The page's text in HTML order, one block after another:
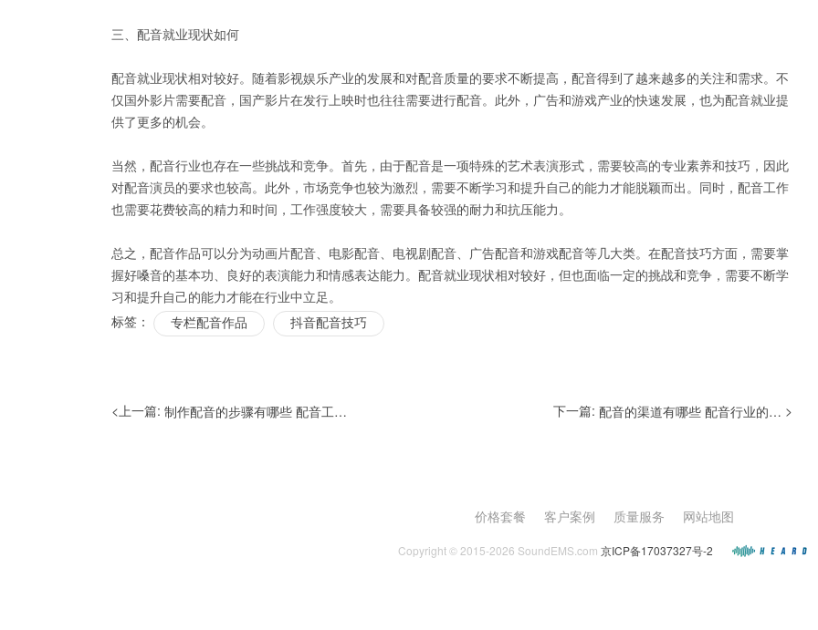
三、配音就业现状如何
配音就业现状相对较好。随着影视娱乐产业的发展和对配音质量的要求不断提高，配音得到了越来越多的关注和需求。不
仅国外影片需要配音，国产影片在发行上映时也往往需要进行配音。此外，广告和游戏产业的快速发展，也为配音就业提
供了更多的机会。
当然，配音行业也存在一些挑战和竞争。首先，由于配音是一项特殊的艺术表演形式，需要较高的专业素养和技巧，因此
对配音演员的要求也较高。此外，市场竞争也较为激烈，需要不断学习和提升自己的能力才能脱颖而出。同时，配音工作
也需要花费较高的精力和时间，工作强度较大，需要具备较强的耐力和抗压能力。
总之，配音作品可以分为动画片配音、电影配音、电视剧配音、广告配音和游戏配音等几大类。在配音技巧方面，需要掌
握好嗓音的基本功、良好的表演能力和情感表达能力。配音就业现状相对较好，但也面临一定的挑战和竞争，需要不断学
习和提升自己的能力才能在行业中立足。
标签： 专栏配音作品 抖音配音技巧
<上一篇: 制作配音的步骤有哪些 配音工具有哪几种 下一篇: 配音的渠道有哪些 配音行业的薪资待遇如何 >
价格套餐 客户案例 质量服务 网站地图
Copyright © 2015-2026 SoundEMS.com 京ICP备17037327号-2